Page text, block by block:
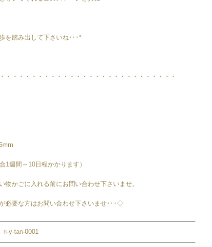
を踏み出して下さいね･･･*
・・・・・・・・・・・・・・・・・・・・・・・・・・・
週間～10日程かかります）
かごに入れる前にお問い合わせ下さいませ。
必要な方はお問い合わせ下さいませ･･･◇
ri-y-tan-0001